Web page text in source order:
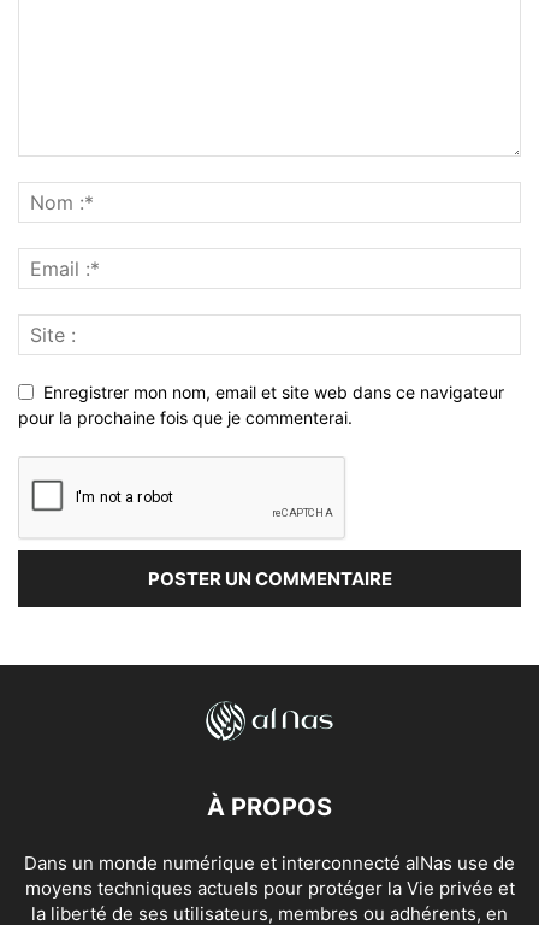
Enregistrer mon nom, email et site web dans ce navigateur
pour la prochaine fois que je commenterai.
À PROPOS
Dans un monde numérique et interconnecté alNas use de
moyens techniques actuels pour protéger la Vie privée et
la liberté de ses utilisateurs, membres ou adhérents, en